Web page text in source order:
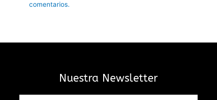
comentarios.
Nuestra Newsletter